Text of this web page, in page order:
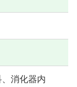
消化器内